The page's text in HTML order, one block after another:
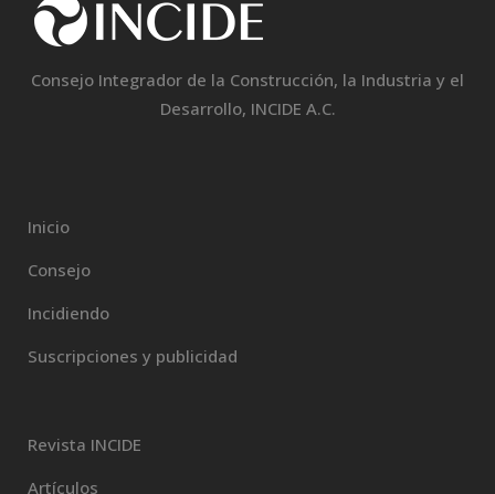
Consejo Integrador de la Construcción, la Industria y el
Desarrollo, INCIDE A.C.
Inicio
Consejo
Incidiendo
Suscripciones y publicidad
Revista INCIDE
Artículos